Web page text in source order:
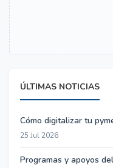
ÚLTIMAS NOTICIAS
Cómo digitalizar tu
25 Jul 2026
Programas y apoyos